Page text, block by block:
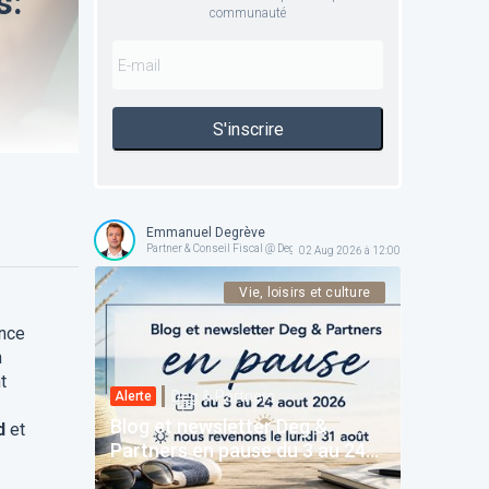
et
communauté
S'inscrire
Emmanuel Degrève
Partner & Conseil Fiscal @ Deg & Partners02 Aug 2026 à 12:00
Vie, loisirs et culture
Alerte Deg & Partners
Blog et newsletter Deg &
Partners en pause du 3 au 24
août 2026